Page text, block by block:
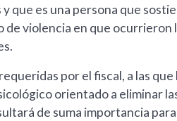
que es una persona que
violencia en que ocurrieron
por el fiscal, a las
orientado a eliminar
de suma importancia